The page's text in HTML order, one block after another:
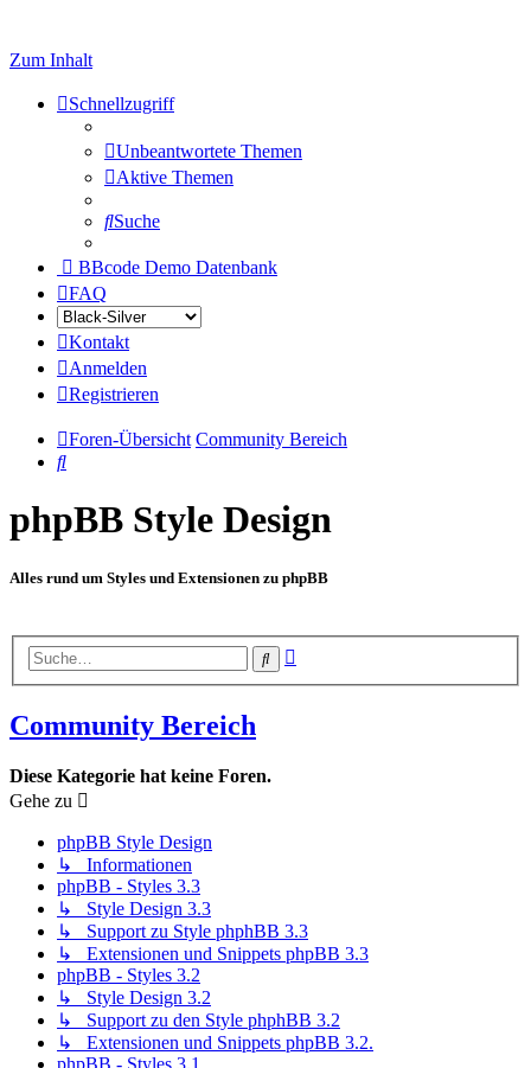
Zum Inhalt
Schnellzugriff
Unbeantwortete Themen
Aktive Themen
Suche
BBcode Demo Datenbank
FAQ
Kontakt
Anmelden
Registrieren
Foren-Übersicht Community Bereich
Suche
phpBB Style Design
Alles rund um Styles und Extensionen zu phpBB
Suche
Community Bereich
Diese Kategorie hat keine Foren.
Gehe zu
phpBB Style Design
↳ Informationen
phpBB - Styles 3.3
↳ Style Design 3.3
↳ Support zu Style phphBB 3.3
↳ Extensionen und Snippets phpBB 3.3
phpBB - Styles 3.2
↳ Style Design 3.2
↳ Support zu den Style phphBB 3.2
↳ Extensionen und Snippets phpBB 3.2.